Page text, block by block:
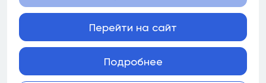
Перейти на сайт
Подробнее